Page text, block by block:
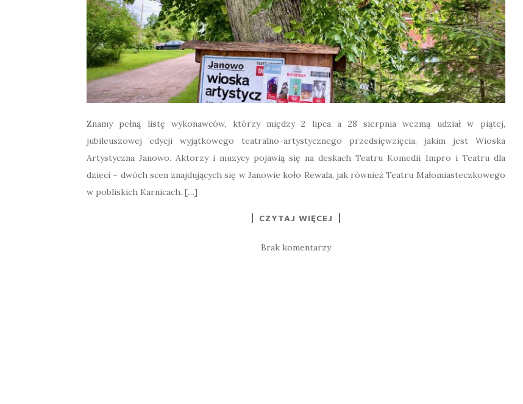
Znamy pełną listę wykonawców, którzy między 2 lipca a 28 sierpnia wezmą udział w piątej,
jubileuszowej edycji wyjątkowego teatralno-artystycznego przedsięwzięcia, jakim jest Wioska
Artystyczna Janowo. Aktorzy i muzycy pojawią się na deskach Teatru Komedii Impro i Teatru dla
dzieci – dwóch scen znajdujących się w Janowie koło Rewala, jak również Teatru Małomiasteczkowego
w pobliskich Karnicach. […]
CZYTAJ WIĘCEJ
Brak komentarzy